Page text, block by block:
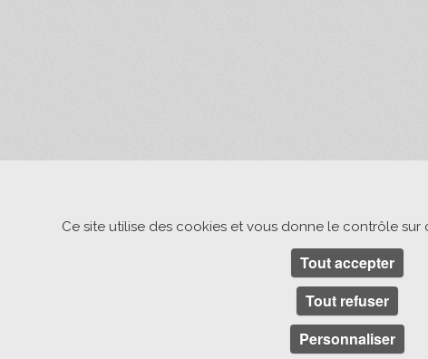
Ce site utilise des cookies et vous donne le contrôle
Tout accepter
Tout refuser
Personnaliser